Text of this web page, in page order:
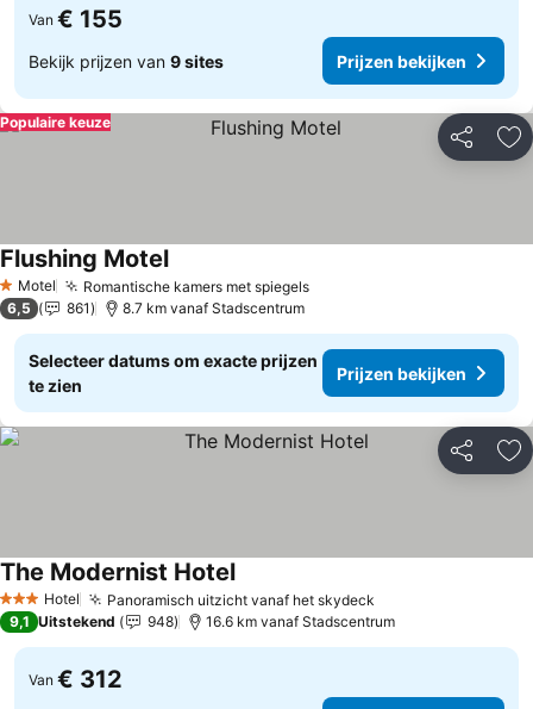
Van € 155
Bekijk prijzen van 9 sites Prijzen bekijken
Delen
Populaire keuze
1 Sterren
Motel Romantische kamers met spiegelsPrijzen bekijken
Flushing MotelPrijzen bekijken
6,5 861 8.7 km vanaf Stadscentrum
Selecteer datums om exacte prijzen
te zien
Prijzen bekijken
Delen
3 SterrenHotel Panoramisch uitzicht vanaf het skydeck
The Modernist HotelPrijzen bekijken
9,1 Uitstekend 948 16.6 km vanaf Stadscentrum
Van € 312